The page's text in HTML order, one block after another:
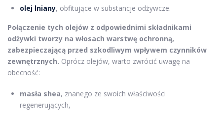
olej lniany, obfitujące w substancje odżywcze.
Połączenie tych olejów z odpowiednimi składnikami
odżywki tworzy na włosach warstwę ochronną,
zabezpieczającą przed szkodliwym wpływem czynników
zewnętrznych. Oprócz olejów, warto zwrócić uwagę na
obecność:
masła shea, znanego ze swoich właściwości
regenerujących,